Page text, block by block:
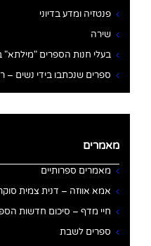
פנטזיה ומדע בדיוני
שירה
בעלי חנות הספרים "מילתא"
ספרים שנכתבו בידי נשים –
מאמרים
מאמרים ספרותיים
אמא אווזה – דנית צמית
חיי מדף – סיכום חדשות
ספרים לשבת